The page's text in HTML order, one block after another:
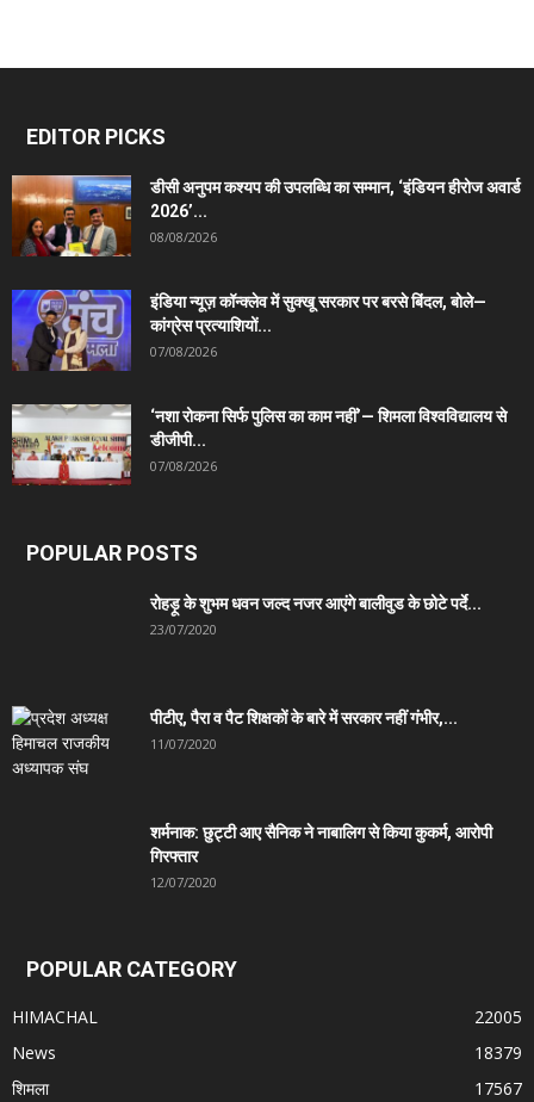
EDITOR PICKS
डीसी अनुपम कश्यप की उपलब्धि का सम्मान, ‘इंडियन हीरोज अवार्ड
2026’...
08/08/2026
इंडिया न्यूज़ कॉन्क्लेव में सुक्खू सरकार पर बरसे बिंदल, बोले—
कांग्रेस प्रत्याशियों...
07/08/2026
‘नशा रोकना सिर्फ पुलिस का काम नहीं’— शिमला विश्वविद्यालय से
डीजीपी...
07/08/2026
POPULAR POSTS
रोहड़ू के शुभम धवन जल्द नजर आएंगे बालीवुड के छोटे पर्दे...
23/07/2020
पीटीए, पैरा व पैट शिक्षकों के बारे में सरकार नहीं गंभीर,...
11/07/2020
शर्मनाक: छुट्टी आए सैनिक ने नाबालिग से किया कुकर्म, आरोपी
गिरफ्तार
12/07/2020
POPULAR CATEGORY
HIMACHAL
22005
News
18379
शिमला
17567